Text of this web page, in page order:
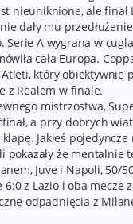
nieuniknione, ale
dały mu
Serie A wygrana w
cała Europa.
który obiektywnie
z Realem w finale.
mistrzostwa,
a przy dobrych
Jakieś
pokazały że mentalnie
Juve i Napoli, 50/
6:0 z Lazio i oba
odpadnięcia z